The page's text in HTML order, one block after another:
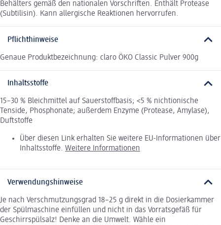
Behälters gemäß den nationalen Vorschriften. Enthält Protease
(Subtilisin). Kann allergische Reaktionen hervorrufen.
Pflichthinweise
Genaue Produktbezeichnung: claro ÖKO Classic Pulver 900g
Inhaltsstoffe
15–30 % Bleichmittel auf Sauerstoffbasis; <5 % nichtionische
Tenside, Phosphonate; außerdem Enzyme (Protease, Amylase),
Duftstoffe
Über diesen Link erhalten Sie weitere EU-Informationen über
Inhaltsstoffe. Weitere Informationen
Verwendungshinweise
Je nach Verschmutzungsgrad 18–25 g direkt in die Dosierkammer
der Spülmaschine einfüllen und nicht in das Vorratsgefäß für
Geschirrspülsalz! Denke an die Umwelt. Wähle ein